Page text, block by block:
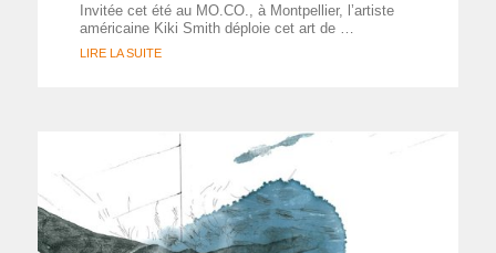
Invitée cet été au MO.CO., à Montpellier, l’artiste
américaine Kiki Smith déploie cet art de …
LIRE LA SUITE